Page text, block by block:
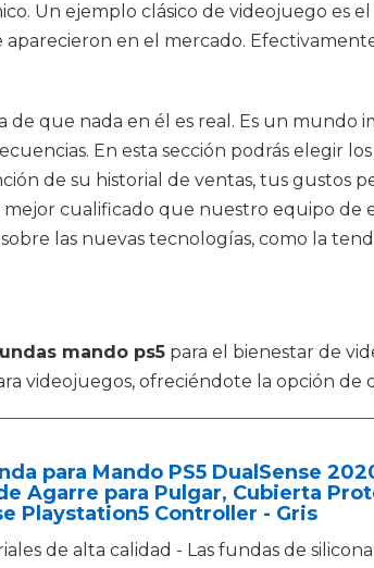
Un ejemplo clásico de videojuego es
aparecieron en el mercado.
que nada en él es real. Es un
En esta sección podrás elegir
de su historial de ventas, tus gustos
cualificado que nuestro equipo
las nuevas tecnologías, como la
mando ps5 para el bienestar de
videojuegos, ofreciéndote la opción de
para Mando PS5 DualSense
Agarre para Pulgar, Cubierta
Playstation5 Controller - Gris
de alta calidad - Las fundas de